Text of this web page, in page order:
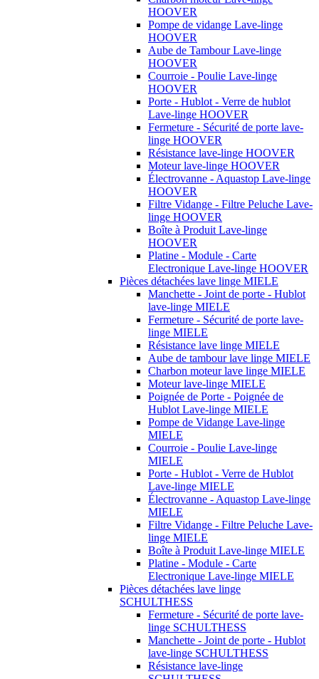
HOOVER
Pompe de vidange Lave-linge
HOOVER
Aube de Tambour Lave-linge
HOOVER
Courroie - Poulie Lave-linge
HOOVER
Porte - Hublot - Verre de hublot
Lave-linge HOOVER
Fermeture - Sécurité de porte lave-
linge HOOVER
Résistance lave-linge HOOVER
Moteur lave-linge HOOVER
Électrovanne - Aquastop Lave-linge
HOOVER
Filtre Vidange - Filtre Peluche Lave-
linge HOOVER
Boîte à Produit Lave-linge
HOOVER
Platine - Module - Carte
Electronique Lave-linge HOOVER
Pièces détachées lave linge MIELE
Manchette - Joint de porte - Hublot
lave-linge MIELE
Fermeture - Sécurité de porte lave-
linge MIELE
Résistance lave linge MIELE
Aube de tambour lave linge MIELE
Charbon moteur lave linge MIELE
Moteur lave-linge MIELE
Poignée de Porte - Poignée de
Hublot Lave-linge MIELE
Pompe de Vidange Lave-linge
MIELE
Courroie - Poulie Lave-linge
MIELE
Porte - Hublot - Verre de Hublot
Lave-linge MIELE
Électrovanne - Aquastop Lave-linge
MIELE
Filtre Vidange - Filtre Peluche Lave-
linge MIELE
Boîte à Produit Lave-linge MIELE
Platine - Module - Carte
Electronique Lave-linge MIELE
Pièces détachées lave linge
SCHULTHESS
Fermeture - Sécurité de porte lave-
linge SCHULTHESS
Manchette - Joint de porte - Hublot
lave-linge SCHULTHESS
Résistance lave-linge